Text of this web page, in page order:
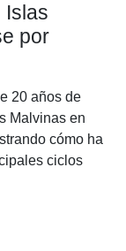
Islas
por
20 años de
Malvinas en
cómo ha
ciclos